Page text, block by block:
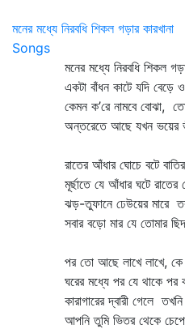
মনের মধ্যে নিরবধি শিকল গড়ার কারখানা
Songs
মনের মধ্যে নিরবধি শিকল গড়ার
একটা বাঁধন কাটে যদি বেড়ে ওঠে
কেমন ক’রে নামবে বোঝা,
অন্তরেতে আছে যখন ভয়ের
রাতের আঁধার ঘোচে বটে বাতির
মূর্ছাতে যে আঁধার ঘটে রাতের
ঝড়-তুফানে ঢেউয়ের মারে তবু
সবার বড়ো মার যে তোমার
পর তো আছে লাখে লাখে, কে
ঘরের মধ্যে পর যে থাকে পর
কারাগারের দ্বারী গেলে তখনি
আপনি তুমি ভিতর থেকে চেপে